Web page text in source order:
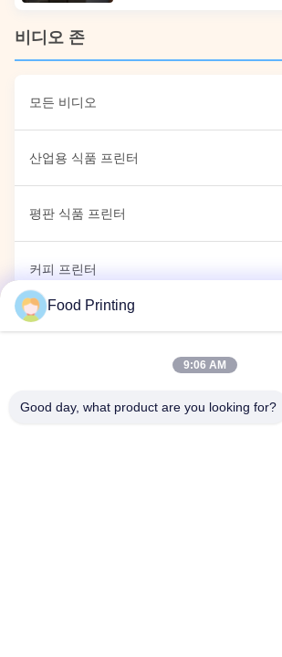
비디오 존
모든 비디오
산업용 식품 프린터
평판 식품 프린터
커피 프린터
식용 마커
Food Printing
9:06 AM
Good day, what product are you looking for?